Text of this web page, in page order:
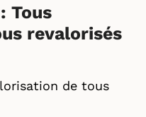
Tous
revalorisés
de tous